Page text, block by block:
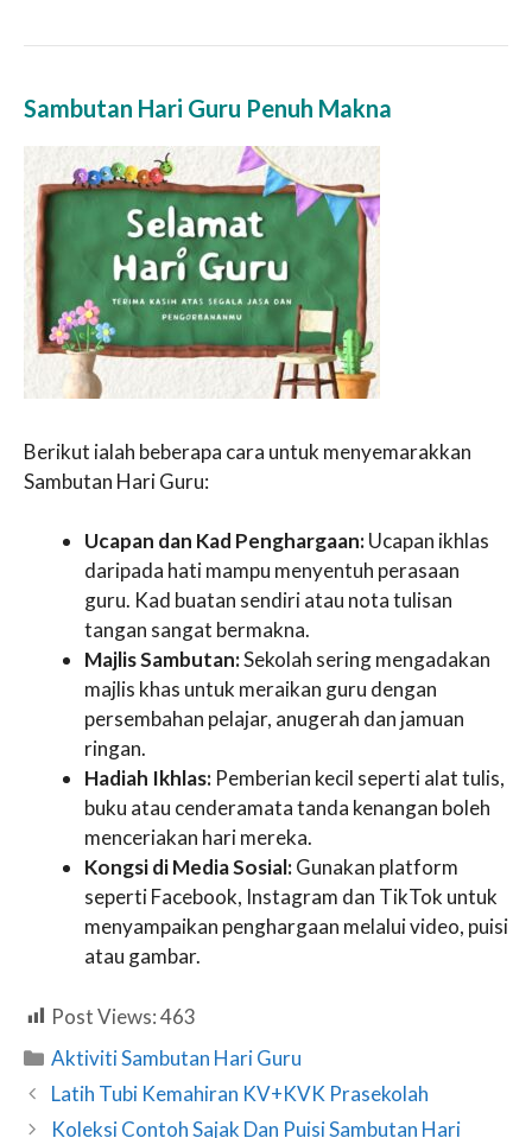
Sambutan Hari Guru Penuh Makna
Berikut ialah beberapa cara untuk menyemarakkan
Sambutan Hari Guru:
Ucapan dan Kad Penghargaan:Ucapan ikhlas
daripada hati mampu menyentuh perasaan
guru. Kad buatan sendiri atau nota tulisan
tangan sangat bermakna.
Majlis Sambutan:Sekolah sering mengadakan
majlis khas untuk meraikan guru dengan
persembahan pelajar, anugerah dan jamuan
ringan.
Hadiah Ikhlas: Pemberian kecil seperti alat tulis,
buku atau cenderamata tanda kenangan boleh
menceriakan hari mereka.
Kongsi di Media Sosial:Gunakan platform
seperti Facebook, Instagram dan TikTok untuk
menyampaikan penghargaan melalui video, puisi
atau gambar.
Post Views:463
Categories
Aktiviti Sambutan Hari Guru
Latih Tubi Kemahiran KV+KVK Prasekolah
Koleksi Contoh Sajak Dan Puisi Sambutan Hari